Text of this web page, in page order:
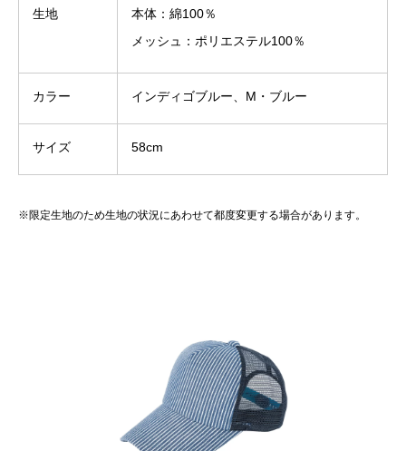
生地
本体：綿100％
メッシュ：ポリエステル100％
カラー インディゴブルー、M・ブルー
サイズ 58cm
※限定生地のため生地の状況にあわせて都度変更する場合があります。